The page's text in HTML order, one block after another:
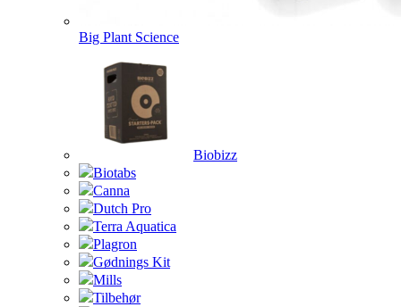
Big Plant Science
Biobizz
Biotabs
Canna
Dutch Pro
Terra Aquatica
Plagron
Gødnings Kit
Mills
Tilbehør